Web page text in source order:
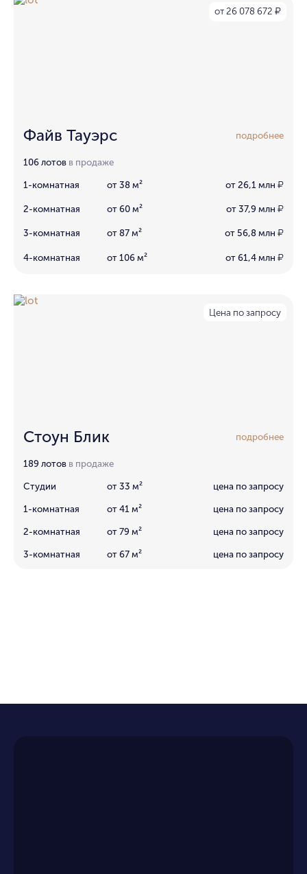
от 26 078 672 ₽
Файв Тауэрс подробнее
106 лотов в продаже
1-комнатная от 38 м² от 26,1 млн ₽
2-комнатная от 60 м² от 37,9 млн ₽
3-комнатная от 87 м² от 56,8 млн ₽
4-комнатная от 106 м² от 61,4 млн ₽
Цена по запросу
Стоун Блик подробнее
189 лотов в продаже
Студии от 33 м² цена по запросу
1-комнатная от 41 м² цена по запросу
2-комнатная от 79 м² цена по запросу
3-комнатная от 67 м² цена по запросу